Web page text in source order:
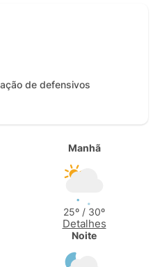
de defensivos
Manhã
25º / 30º
Detalhes
Noite